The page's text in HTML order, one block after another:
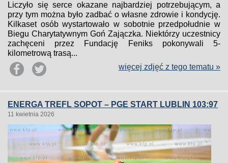
Liczyło się serce okazane najbardziej potrzebującym, a
przy tym można było zadbać o własne zdrowie i kondycję.
Kilkaset osób wystartowało w sobotnie przedpołudnie w
Biegu Charytatywnym Goń Zajączka. Niektórzy uczestnicy
zachęceni przez Fundację Feniks pokonywali 5-
kilometrową trasą...
więcej zdjęć z tego tematu »
ENERGA TREFL SOPOT – PGE START LUBLIN 103:97
11 kwietnia 2026